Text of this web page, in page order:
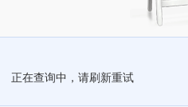
正在查询中，请刷新重试